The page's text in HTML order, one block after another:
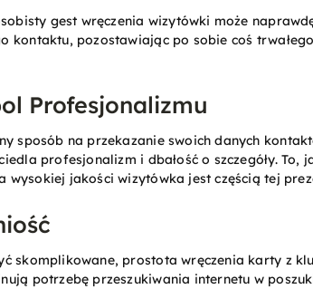
gest wręczenia wizytówki może
kontaktu, pozostawiając po sobie coś
Profesjonalizmu
sposób na przekazanie swoich danych
profesjonalizm i dbałość o szczegóły. To,
wysokiej jakości wizytówka jest częścią tej
skomplikowane, prostota wręczenia karty z
potrzebę przeszukiwania internetu w